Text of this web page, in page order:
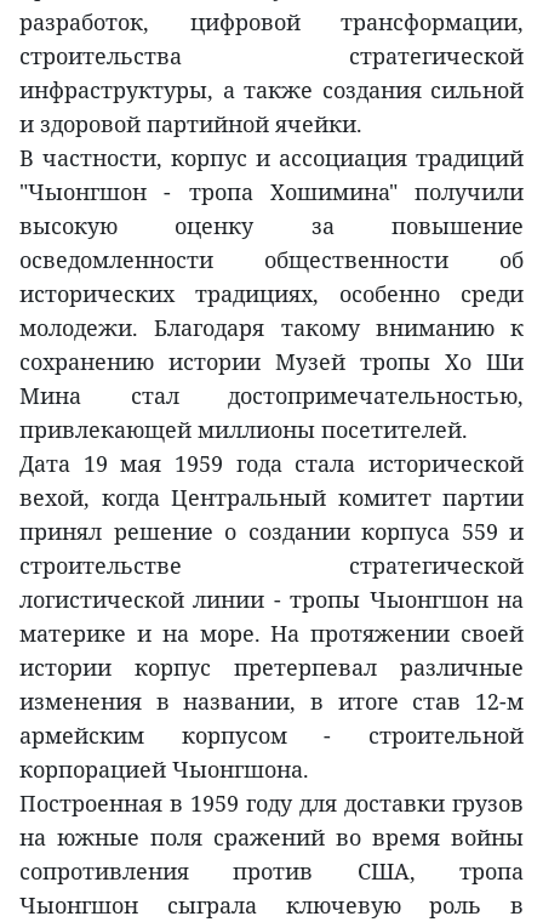
разработок, цифровой трансформации,
строительства стратегической
инфраструктуры, а также создания сильной
и здоровой партийной ячейки.
В частности, корпус и ассоциация традиций
"Чыонгшон - тропа Хошимина" получили
высокую оценку за повышение
осведомленности общественности об
исторических традициях, особенно среди
молодежи. Благодаря такому вниманию к
сохранению истории Музей тропы Хо Ши
Мина стал достопримечательностью,
привлекающей миллионы посетителей.
Дата 19 мая 1959 года стала исторической
вехой, когда Центральный комитет партии
принял решение о создании корпуса 559 и
строительстве стратегической
логистической линии - тропы Чыонгшон на
материке и на море. На протяжении своей
истории корпус претерпевал различные
изменения в названии, в итоге став 12-м
армейским корпусом - строительной
корпорацией Чыонгшона.
Построенная в 1959 году для доставки грузов
на южные поля сражений во время войны
сопротивления против США, тропа
Чыонгшон сыграла ключевую роль в